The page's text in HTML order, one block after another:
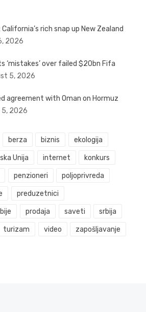
California’s rich snap up New Zealand
2026
‘mistakes’ over failed $20bn Fifa
5, 2026
agreement with Oman on Hormuz
2026
berza biznis ekologija
Unija internet konkurs
penzioneri poljoprivreda
preduzetnici
prodaja saveti srbija
turizam video zapošljavanje